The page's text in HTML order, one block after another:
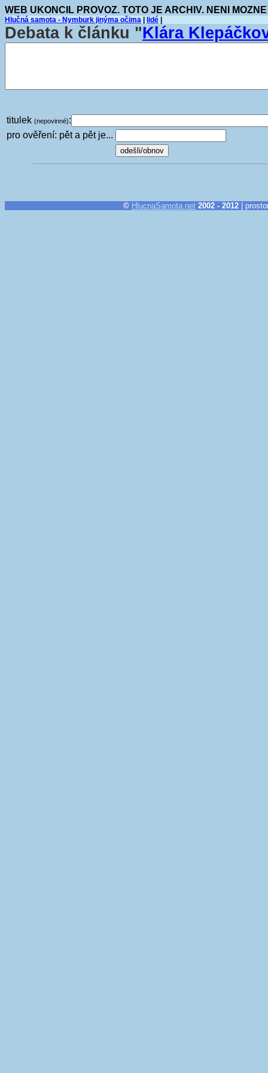
WEB UKONCIL PROVOZ. TOTO JE ARCHIV. NENI
Hlučná samota - Nymburk jinýma očima lidé
Debata k článku "Klára
titulek (nepovinné):
pro ověření: pět a pět je...
© HlucnaSamota.net 2002 - 2012 |